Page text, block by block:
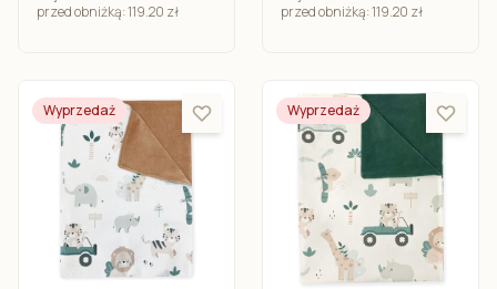
przed obniżką: 119.20 zł
przed obniżką: 119.20 zł
Wyprzedaż Wyprzedaż